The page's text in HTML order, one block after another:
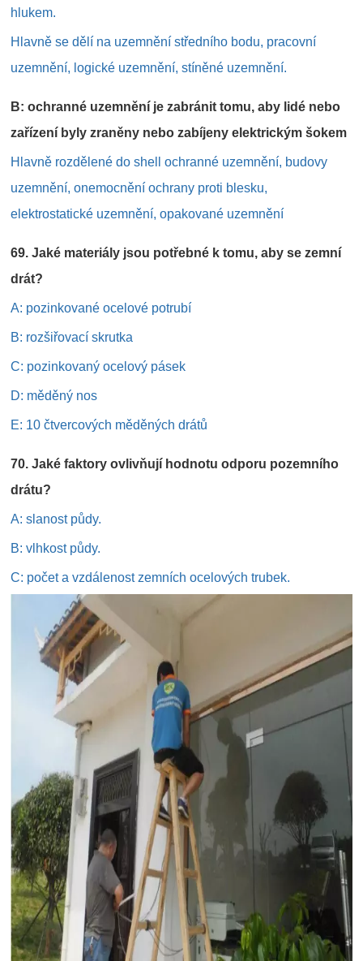
hlukem.
Hlavně se dělí na uzemnění středního bodu, pracovní
uzemnění, logické uzemnění, stíněné uzemnění.
B: ochranné uzemnění je zabránit tomu, aby lidé nebo
zařízení byly zraněny nebo zabíjeny elektrickým šokem
Hlavně rozdělené do shell ochranné uzemnění, budovy
uzemnění, onemocnění ochrany proti blesku,
elektrostatické uzemnění, opakované uzemnění
69. Jaké materiály jsou potřebné k tomu, aby se zemní
drát?
A: pozinkované ocelové potrubí
B: rozšiřovací skrutka
C: pozinkovaný ocelový pásek
D: měděný nos
E: 10 čtvercových měděných drátů
70. Jaké faktory ovlivňují hodnotu odporu pozemního
drátu?
A: slanost půdy.
B: vlhkost půdy.
C: počet a vzdálenost zemních ocelových trubek.